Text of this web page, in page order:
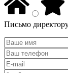
Письмо